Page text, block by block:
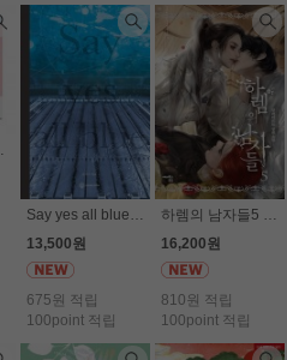
13,500원
675원 적립
100point 적립
16,200원
810원 적립
100point 적립